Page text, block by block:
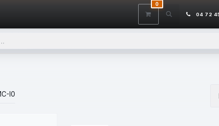
CONTACTEZ-NOUS AIDE
0
04 72
I0